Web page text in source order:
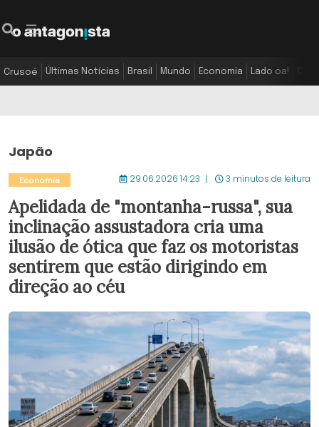
Crusoé Últimas Notícias Brasil Mundo Economia Lado oa!
Japão
Economia 29.06.2026 14:23 3 minutos de leitura
Apelidada de "montanha-russa", sua
inclinação assustadora cria uma
ilusão de ótica que faz os motoristas
sentirem que estão dirigindo em
direção ao céu